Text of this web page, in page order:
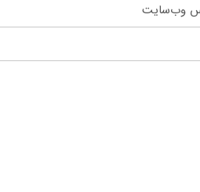
وب‌سایت